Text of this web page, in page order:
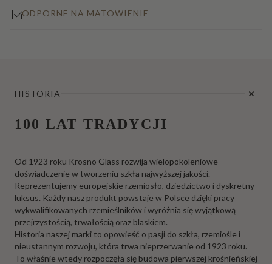
ODPORNE NA MATOWIENIE
HISTORIA
100 LAT TRADYCJI
Od 1923 roku Krosno Glass rozwija wielopokoleniowe
doświadczenie w tworzeniu szkła najwyższej jakości.
Reprezentujemy europejskie rzemiosło, dziedzictwo i dyskretny
luksus. Każdy nasz produkt powstaje w Polsce dzięki pracy
wykwalifikowanych rzemieślników i wyróżnia się wyjątkową
przejrzystością, trwałością oraz blaskiem.
Historia naszej marki to opowieść o pasji do szkła, rzemiośle i
nieustannym rozwoju, która trwa nieprzerwanie od 1923 roku.
To właśnie wtedy rozpoczęła się budowa pierwszej krośnieńskiej